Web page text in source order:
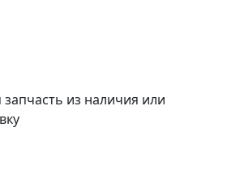
из наличия или